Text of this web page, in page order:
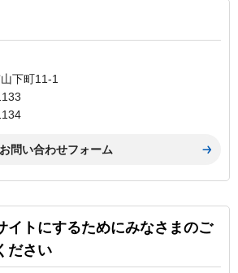
下町11-1
イトにするためにみなさまのご
ださい